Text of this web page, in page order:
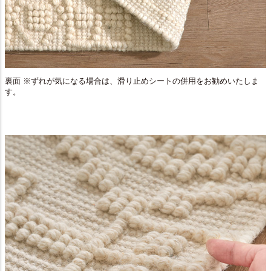
裏面 ※ずれが気になる場合は、滑り止めシートの併用をお勧めいたしま
す。